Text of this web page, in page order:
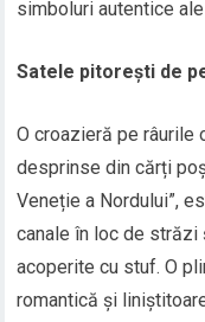
simboluri autentice
Satele pitorești de
O croazieră pe râurile
desprinse din cărți
Veneție a Nordului”,
canale în loc de străzi
acoperite cu stuf. O
romantică și